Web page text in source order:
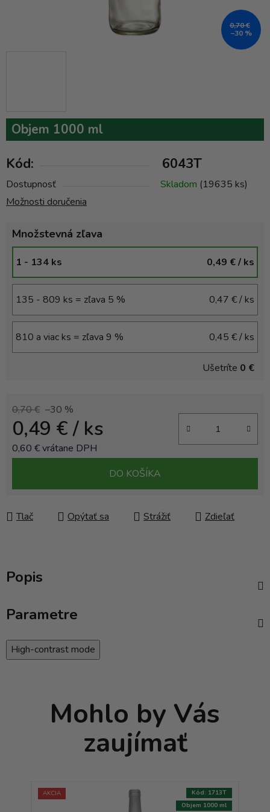
Objem 1000 ml
Kód: 6043T
Dostupnosť Skladom (19635 ks)
Možnosti doručenia
Množstevná zľava
1 - 134 ks 0,49 €/ ks
135 - 809 ks = zľava 5 % 0,47 €/ ks
810 a viac ks = zľava 9 % 0,45 €/ ks
Ušetríte 0 €
0,70 € –30 %
0,49 €/ ks
0,60 € vrátane DPH
DO KOŠÍKA
Tlač Opýtať sa Strážiť Zdieľať
0,70 €
–30 %
Popis
Parametre
High-contrast mode
Mohlo by Vás
zaujímať
AKCIA
Objem 1000 ml
Kód: 1713T